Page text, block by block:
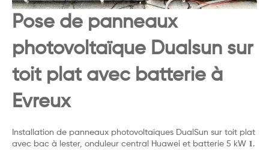
Pose de panneaux
photovoltaïque Dualsun sur
toit plat avec batterie à
Evreux
Installation de panneaux photovoltaïques DualSun sur toit plat
avec bac à lester, onduleur central Huawei et batterie 5 kW 𝟏.